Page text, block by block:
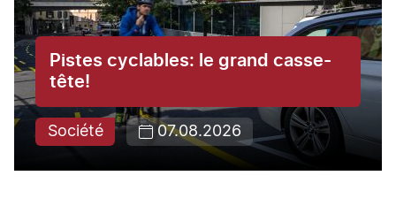
Pistes cyclables: le grand casse-
tête!
Société 07.08.2026